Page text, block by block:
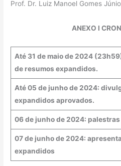
Prof. Dr. Luiz Manoel Gomes
ANEXO I
Até 31 de maio de 2024
de resumos expandidos.
Até 05 de junho de 2024:
expandidos aprovados.
06 de junho de 2024:
07 de junho de 2024:
expandidos